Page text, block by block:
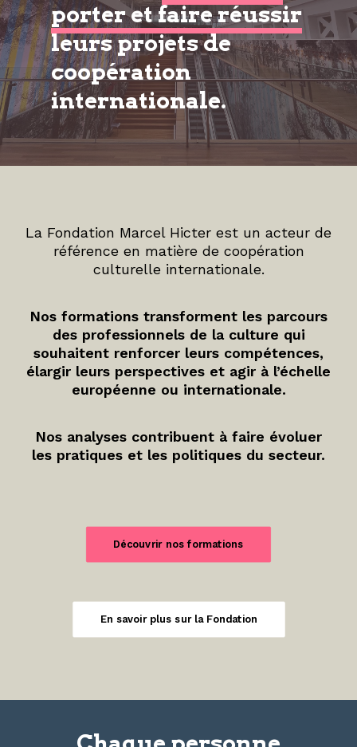
porter et faire réussir
leurs projets de
coopération
internationale.
La Fondation Marcel Hicter est un acteur de
référence en matière de coopération
culturelle internationale.
Nos formations transforment les parcours
des professionnels de la culture qui
souhaitent renforcer leurs compétences,
élargir leurs perspectives et agir à l’échelle
européenne ou internationale.
Nos analyses contribuent à faire évoluer
les pratiques et les politiques du secteur.
Découvrir nos formations
En savoir plus sur la Fondation